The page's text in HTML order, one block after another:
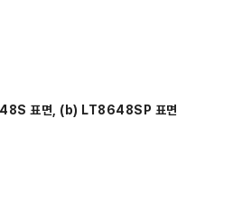
표면, (b) LT8648SP 표면